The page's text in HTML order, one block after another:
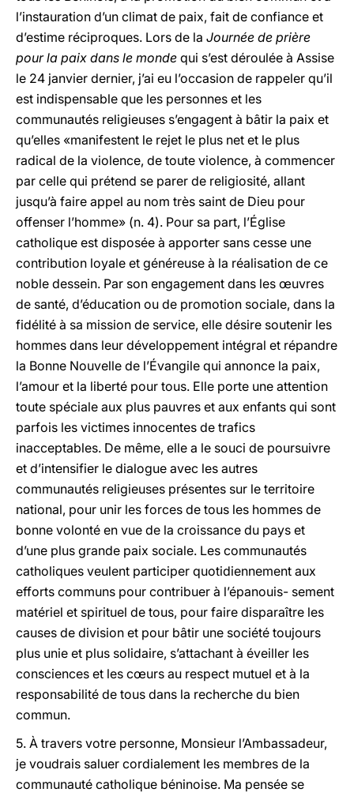
l’instauration d’un climat de paix, fait de confiance et
d’estime réciproques. Lors de la Journée de prière
pour la paix dans le monde qui s’est déroulée à Assise
le 24 janvier dernier, j’ai eu l’occasion de rappeler qu’il
est indispensable que les personnes et les
communautés religieuses s’engagent à bâtir la paix et
qu’elles «manifestent le rejet le plus net et le plus
radical de la violence, de toute violence, à commencer
par celle qui prétend se parer de religiosité, allant
jusqu’à faire appel au nom très saint de Dieu pour
offenser l’homme» (n. 4). Pour sa part, l’Église
catholique est disposée à apporter sans cesse une
contribution loyale et généreuse à la réalisation de ce
noble dessein. Par son engagement dans les œuvres
de santé, d’éducation ou de promotion sociale, dans la
fidélité à sa mission de service, elle désire soutenir les
hommes dans leur développement intégral et répandre
la Bonne Nouvelle de l’Évangile qui annonce la paix,
l’amour et la liberté pour tous. Elle porte une attention
toute spéciale aux plus pauvres et aux enfants qui sont
parfois les victimes innocentes de trafics
inacceptables. De même, elle a le souci de poursuivre
et d’intensifier le dialogue avec les autres
communautés religieuses présentes sur le territoire
national, pour unir les forces de tous les hommes de
bonne volonté en vue de la croissance du pays et
d’une plus grande paix sociale. Les communautés
catholiques veulent participer quotidiennement aux
efforts communs pour contribuer à l’épanouis- sement
matériel et spirituel de tous, pour faire disparaître les
causes de division et pour bâtir une société toujours
plus unie et plus solidaire, s’attachant à éveiller les
consciences et les cœurs au respect mutuel et à la
responsabilité de tous dans la recherche du bien
commun.
5. À travers votre personne, Monsieur l’Ambassadeur,
je voudrais saluer cordialement les membres de la
communauté catholique béninoise. Ma pensée se